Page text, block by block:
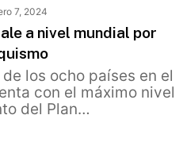
7, 2024
a nivel mundial por
los ocho países en el
con el máximo nivel
del Plan…